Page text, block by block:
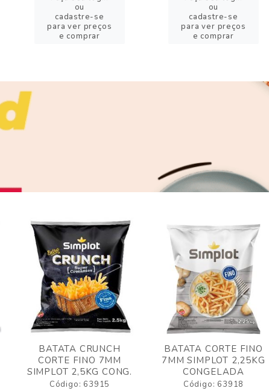
ou
cadastre-se
para ver preços
e comprar
ou
cadastre-se
para ver preços
e comprar
BATATA CRUNCH
CORTE FINO 7MM
SIMPLOT 2,5KG CONG.
Código: 63915
BATATA CORTE FINO
7MM SIMPLOT 2,25KG
CONGELADA
Código: 63918